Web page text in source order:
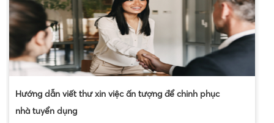
Hướng dẫn viết thư xin việc ấn tượng để chinh phục
nhà tuyển dụng